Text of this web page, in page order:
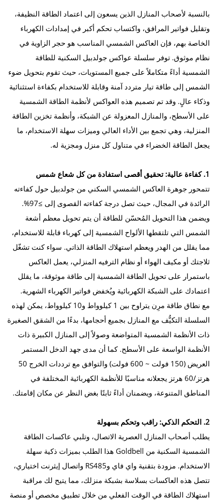
بالنسبة لأصحاب المنازل الذين يسعون إلى اعتماد الطاقة النظيفة،
وتقليل فواتير المرافق، واكتساب تحكم أكبر في إمدادات الكهرباء
الخاصة بهم، فإن العاكس الشمسي المناسب هو حجر الزاوية في
نظام موثوق. توفر سلسلة عواكس جولدبيل السكنية للطاقة
الشمسية أداءً متكاملاً على جميع المستويات، حيث تقوم بتحويل ضوء
الشمس إلى طاقة تيار متردد آمنة وقابلة للاستخدام بكفاءة استثنائية
وذكاء عالٍ. وقد تم تصميم هذه العواكس لأنظمة الطاقة الشمسية
على الأسطح، والمنازل المعزولة عن الشبكة، وأنظمة تخزين الطاقة
المنزلية، وهي تجمع بين الأداء العالي وميزات سهلة الاستخدام، ما
يجعل الطاقة الخضراء في متناول كل منزل ومجزية له.
1. كفاءة عالية: تحقيق أقصى استفادة من كل شعاع شمس
تتمحور جوهرة العاكس الشمسي السكني من جولدبيل حول كفاءته
الرائدة في المجال، حيث تصل درجة كفاءته القصوى إلى ≥97%.
ويضمن هذا التحويل المُحسّن للطاقة أن يتم تحويل معظم أشعة
الشمس التي تلتقطها الألواح الشمسية إلى كهرباء قابلة للاستخدام،
مما يقلل من الهدر ويعظم استهلاك الطاقة الذاتي. سواء كنت تشغّل
ثلاجتك أو مكيف الهواء أو نظام الترفيه المنزلي، يعمل العاكس
باستمرار على تحويل الطاقة الشمسية إلى طاقة موثوقة، ما يقلل
اعتمادك على الشبكة الكهربائية ويُخفض فواتير الكهرباء الشهرية.
مع نطاق طاقة مرِن يتراوح بين 1 كيلوواط و10 كيلوواط، يمكن لهذه
السلسلة التكيُّف مع المنازل بجميع أحجامها، بدءًا من الشقق الصغيرة
ذات الأنظمة الشمسية المتواضعة وصولاً إلى المنازل الكبيرة ذات
الأنظمة الواسعة على الأسطح. كما أن مدى جهد الدخل المستمر
العريض (150 فولت ~ 600 فولت) والتوافق مع ترددات الخرج 50
هرتز/60 هرتز يجعلانه مناسبًا للأنظمة الكهربائية المختلفة في
المناطق المتنوعة، ويضمنان أداءً ثابتًا بغض النظر عن مكان إقامتك.
2. التحكم الذكي: راقب وتحكم بسهولة
يطلب أصحاب المنازل العصرية الاتصال، وتلبي عاكسات الطاقة
الشمسية السكنية من Goldbell هذا الطلب بميزات ذكية سهلة
الاستخدام. مزودة بتقنية واي فاي وRS485 واتصال إيثرنت اختياري،
تتصل هذه العاكسات بسلاسة بشبكة منزلك، مما يتيح لك مراقبة
استهلاك الطاقة في الوقت الفعلي من خلال تطبيق مخصص أو منصة